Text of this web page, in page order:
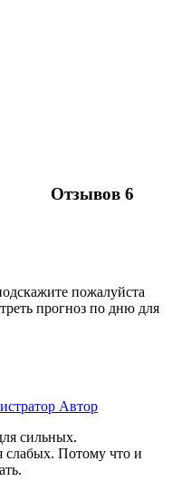
Отзывов 6
пожалуйста
прогноз по дню для
Автор
сильных.
слабых. Потому что и